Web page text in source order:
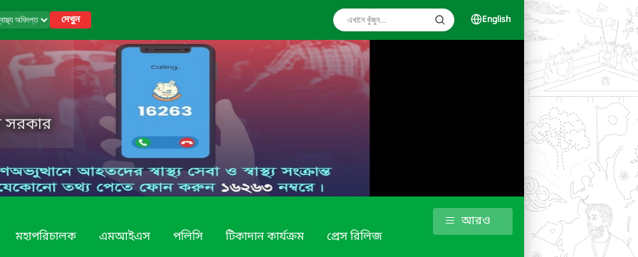
দেখুন English
সরকার
মহাপরিচালক এমআইএস পলিসি টিকাদান কার্যক্রম প্রেস রিলিজ
আরও